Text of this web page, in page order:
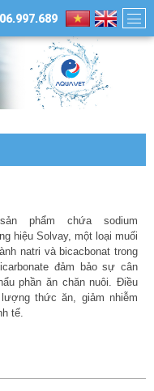
phẩm chứa sodium
hiệu Solvay, một loại muối
natri và bicacbonat trong
đảm bảo sự cân
phần ăn chăn nuôi. Điều
thức ăn, giảm nhiễm
tế.